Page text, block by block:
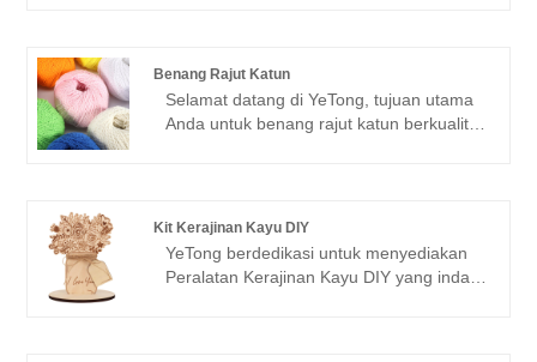
peringatan, lencana Logam kami adalah
pilihan yang tepat. Dengan beragam
teknik produksi yang tersedia, termasuk
desain enamel, epoksi, dan 2D/3D, kami
Benang Rajut Katun
Selamat datang di YeTong, tujuan utama
Anda untuk benang rajut katun berkualitas
kerajinan atau merajut. Komitmen kami
terhadap keunggulan dan kepuasan
pelanggan membedakan kami dalam
industri ini. Dengan fokus pada bahan dan
Kit Kerajinan Kayu DIY
YeTong berdedikasi untuk menyediakan
Peralatan Kerajinan Kayu DIY yang indah,